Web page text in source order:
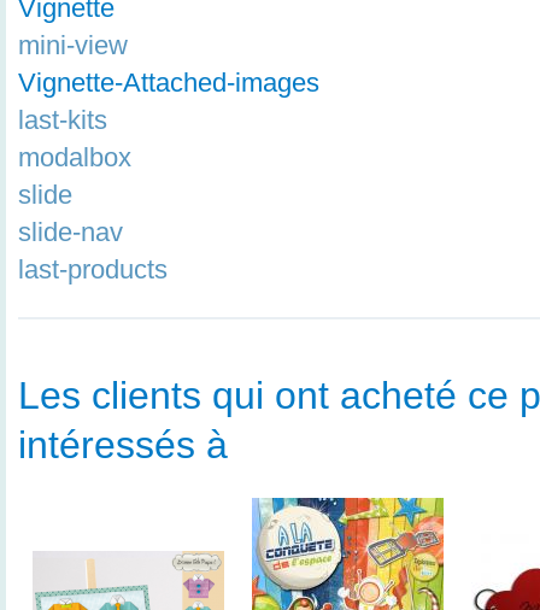
Vignette
mini-view
Vignette-Attached-images
last-kits
modalbox
slide
slide-nav
last-products
Les clients qui ont acheté ce
intéressés à